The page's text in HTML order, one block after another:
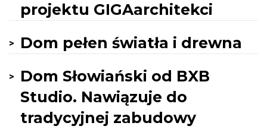
projektu GIGAarchitekci
Dom pełen światła i drewna
Dom Słowiański od BXB
Studio. Nawiązuje do
tradycyjnej zabudowy